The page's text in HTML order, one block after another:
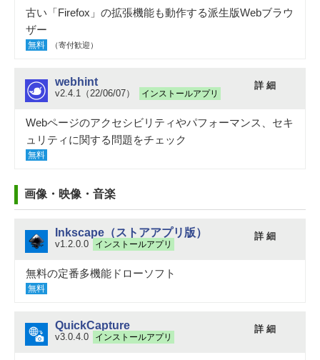
古い「Firefox」の拡張機能も動作する派生版Webブラウ
ザー
無料 （寄付歓迎）
webhint
v2.4.1（22/06/07） インストールアプリ
詳 細
Webページのアクセシビリティやパフォーマンス、セキ
ュリティに関する問題をチェック
無料
画像・映像・音楽
Inkscape（ストアアプリ版）
v1.2.0.0 インストールアプリ
詳 細
無料の定番多機能ドローソフト
無料
QuickCapture
v3.0.4.0 インストールアプリ
詳 細